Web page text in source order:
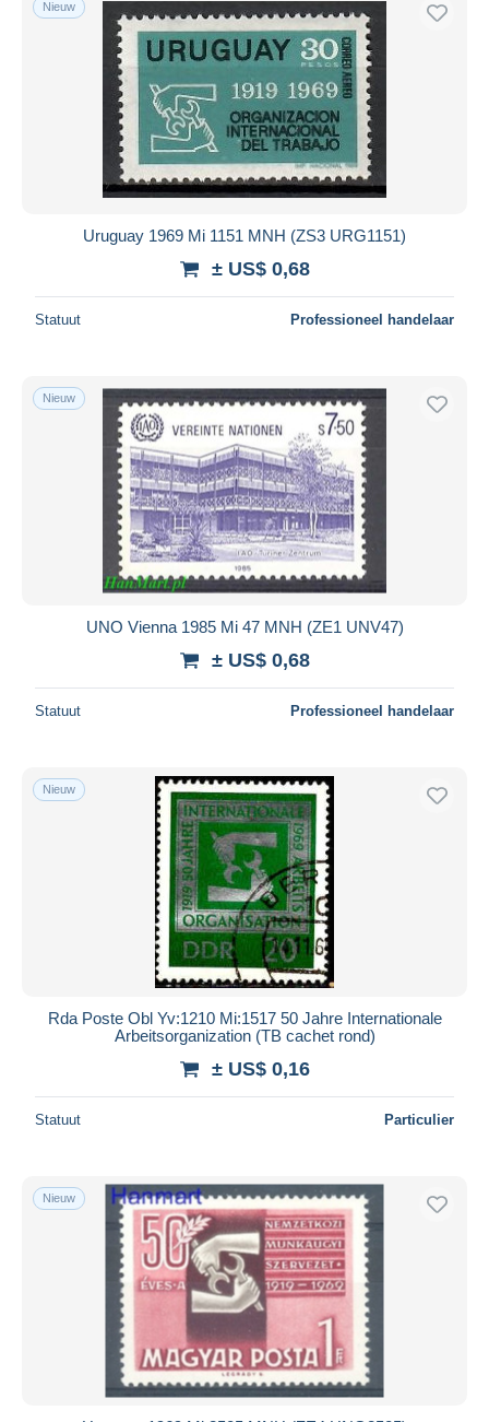
Gratis levering
Betaalmiddelen
PayPal
Bankoverschrijving
Visa
Mastercard
iDeal
Toepassen
Nieuw
Uruguay 1969 Mi 1151 MNH (ZS3 URG1151)
± US$ 0,68
Statuut Professioneel handelaar
Nieuw
UNO Vienna 1985 Mi 47 MNH (ZE1 UNV47)
± US$ 0,68
Statuut Professioneel handelaar
Nieuw
Rda Poste Obl Yv:1210 Mi:1517 50 Jahre Internationale
Arbeitsorganization (TB cachet rond)
± US$ 0,16
Statuut Particulier
Nieuw